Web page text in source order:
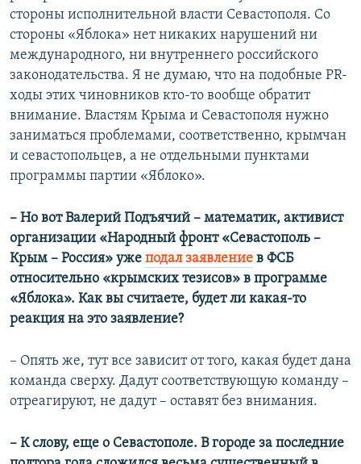
стороны исполнительной власти Севастополя. Со
стороны «Яблока» нет никаких нарушений ни
международного, ни внутреннего российского
законодательства. Я не думаю, что на подобные PR-
ходы этих чиновников кто-то вообще обратит
внимание. Властям Крыма и Севастополя нужно
заниматься проблемами, соответственно, крымчан
и севастопольцев, а не отдельными пунктами
программы партии «Яблоко».
– Но вот Валерий Подъячий – математик, активист
организации «Народный фронт «Севастополь –
Крым – Россия» уже подал заявление в ФСБ
относительно «крымских тезисов» в программе
«Яблока». Как вы считаете, будет ли какая-то
реакция на это заявление?
– Опять же, тут все зависит от того, какая будет дана
команда сверху. Дадут соответствующую команду –
отреагируют, не дадут – оставят без внимания.
– К слову, еще о Севастополе. В городе за последние